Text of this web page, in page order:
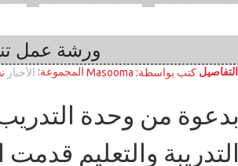
ورشة عمل
التفاصيل كتب بواسطة: Masooma المجموعة: الأخبار
بدعوة من وحدة
التدريبة والتعليم